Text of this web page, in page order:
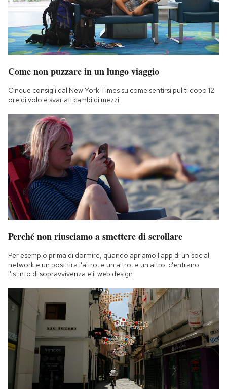
Come non puzzare in un lungo viaggio
Cinque consigli dal New York Times su come sentirsi puliti dopo 12
ore di volo e svariati cambi di mezzi
Perché non riusciamo a smettere di scrollare
Per esempio prima di dormire, quando apriamo l'app di un social
network e un post tira l'altro, e un altro, e un altro: c'entrano
l'istinto di sopravvivenza e il web design